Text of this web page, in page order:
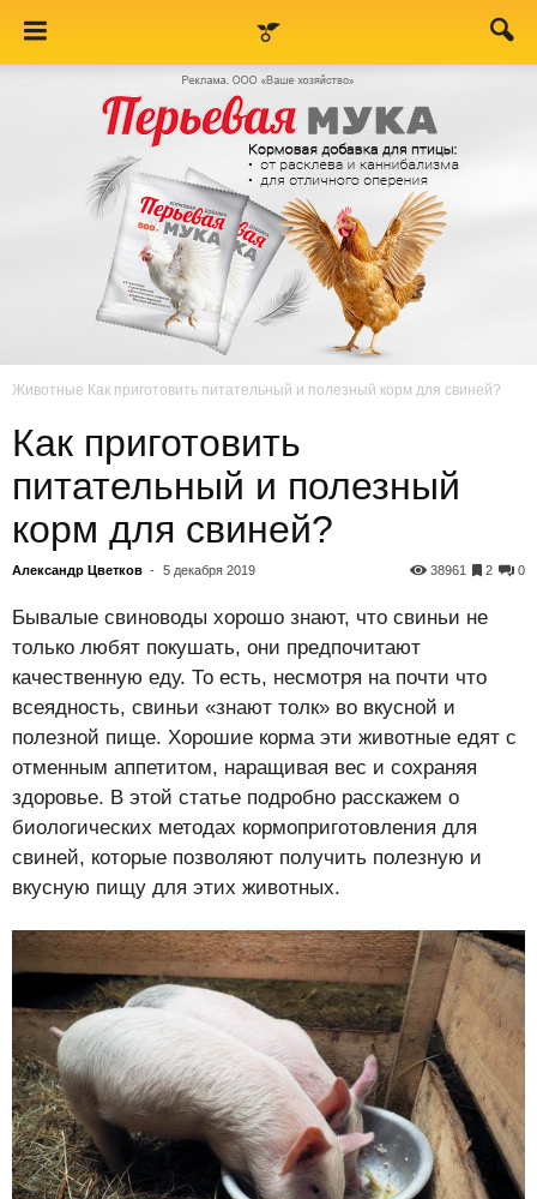
Животные Как приготовить питательный и полезный корм для свиней?
Как приготовить
питательный и полезный
корм для свиней?
Александр Цветков - 5 декабря 2019 0
2
38961
Бывалые свиноводы хорошо знают, что свиньи не
только любят покушать, они предпочитают
качественную еду. То есть, несмотря на почти что
всеядность, свиньи «знают толк» во вкусной и
полезной пище. Хорошие корма эти животные едят с
отменным аппетитом, наращивая вес и сохраняя
здоровье. В этой статье подробно расскажем о
биологических методах кормоприготовления для
свиней, которые позволяют получить полезную и
вкусную пищу для этих животных.